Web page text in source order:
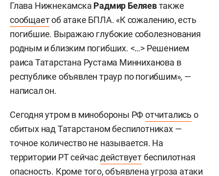
Глава Нижнекамска Радмир Беляевтакже
сообщаетоб атаке БПЛА. «К сожалению, есть
погибшие. Выражаю глубокие соболезнования
родным и близким погибших. <…> Решением
раиса Татарстана Рустама Минниханова в
республике объявлен траур по погибшим», —
написал он.
Сегодня утром в минобороны РФотчитались о
сбитых над Татарстаном беспилотниках —
точное количество не называется. На
территории РТ сейчасдействуетбеспилотная
опасность. Кроме того, объявлена угроза атаки